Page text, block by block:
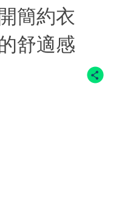
簡約衣
舒適感